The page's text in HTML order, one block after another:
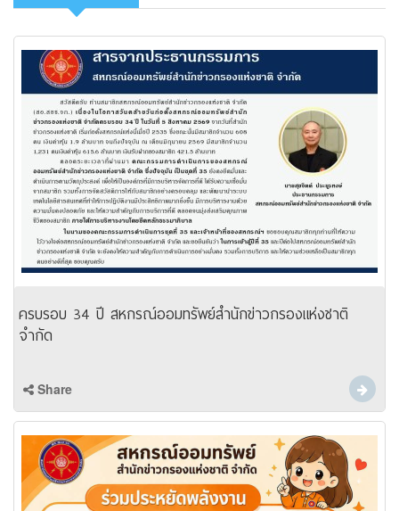
ครบรอบ 34 ปี สหกรณ์ออมทรัพย์สำนักข่าวกรองแห่งชาติ
จำกัด
Share